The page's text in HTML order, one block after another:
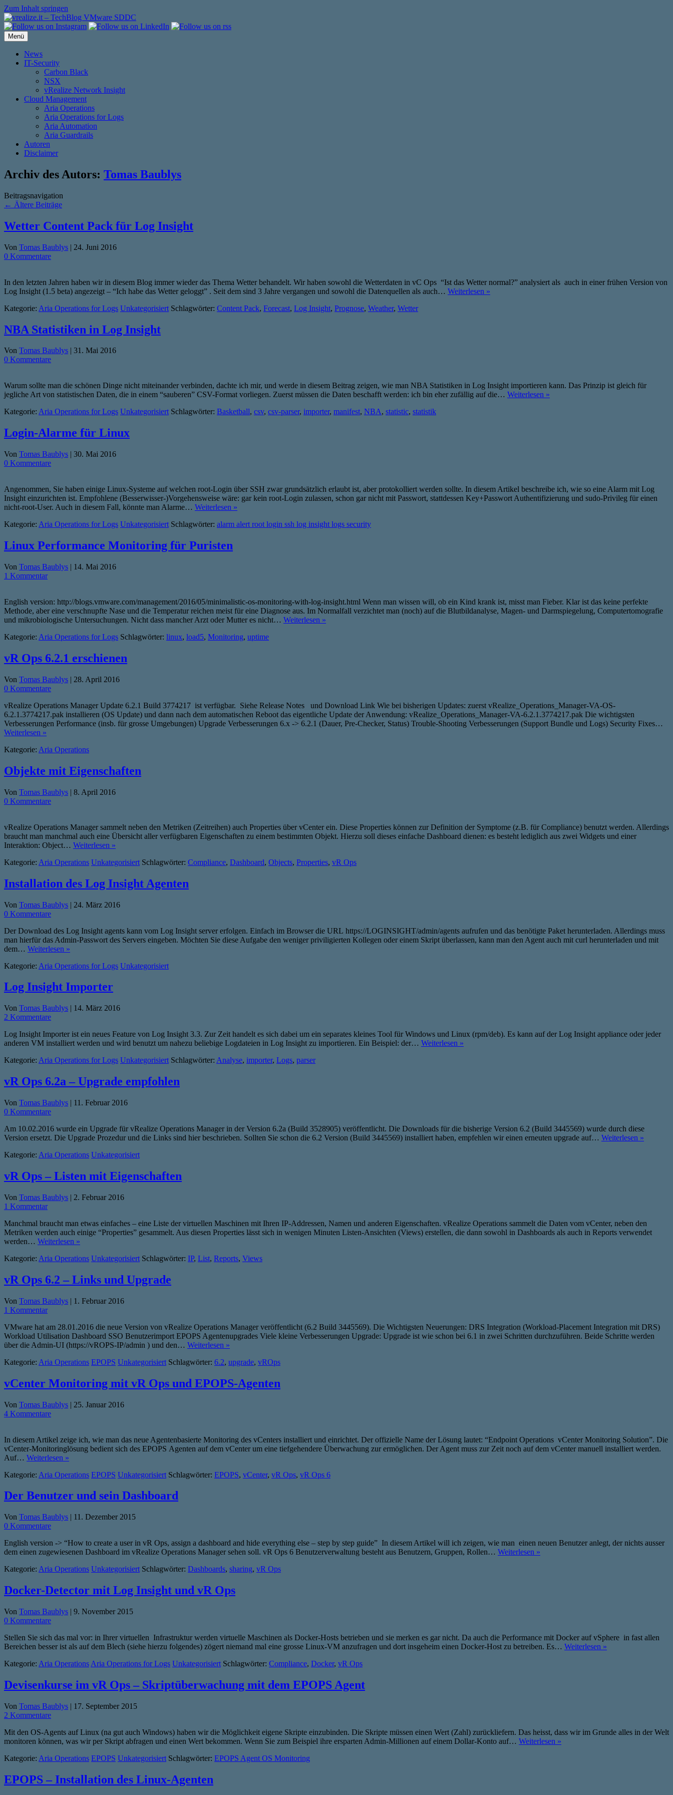
Zum Inhalt springen
Menü
News
IT-Security
Carbon Black
NSX
vRealize Network Insight
Cloud Management
Aria Operations
Aria Operations for Logs
Aria Automation
Aria Guardrails
Autoren
Disclaimer
Archiv des Autors: Tomas Baublys
Beitragsnavigation
← Ältere Beiträge
Wetter Content Pack für Log Insight
Von Tomas Baublys | 24. Juni 2016
0 Kommentare
In den letzten Jahren haben wir in diesem Blog immer wieder das Thema Wetter behandelt. Wir haben sowohl die Wetterdaten in vC Ops “Ist das Wetter normal?” analysiert als auch in einer frühen Version von
Log Insight (1.5 beta) angezeigt – “Ich habe das Wetter geloggt” . Seit dem sind 3 Jahre vergangen und sowohl die Datenquellen als auch… Weiterlesen »
Kategorie: Aria Operations for Logs Unkategorisiert Schlagwörter: Content Pack, Forecast, Log Insight, Prognose, Weather, Wetter
NBA Statistiken in Log Insight
Von Tomas Baublys | 31. Mai 2016
0 Kommentare
Warum sollte man die schönen Dinge nicht miteinander verbinden, dachte ich mir, und werde in diesem Beitrag zeigen, wie man NBA Statistiken in Log Insight importieren kann. Das Prinzip ist gleich für
jegliche Art von statistischen Daten, die in einem “sauberen” CSV-Format vorliegen. Zuerst müssen die Daten beschafft werden: ich bin eher zufällig auf die… Weiterlesen »
Kategorie: Aria Operations for Logs Unkategorisiert Schlagwörter: Basketball, csv, csv-parser, importer, manifest, NBA, statistic, statistik
Login-Alarme für Linux
Von Tomas Baublys | 30. Mai 2016
0 Kommentare
Angenommen, Sie haben einige Linux-Systeme auf welchen root-Login über SSH zwar grundsätzlich erlaubt ist, aber protokolliert werden sollte. In diesem Artikel beschreibe ich, wie so eine Alarm mit Log
Insight einzurichten ist. Empfohlene (Besserwisser-)Vorgehensweise wäre: gar kein root-Login zulassen, schon gar nicht mit Passwort, stattdessen Key+Passwort Authentifizierung und sudo-Privileg für einen
nicht-root-User. Auch in diesem Fall, könnte man Alarme… Weiterlesen »
Kategorie: Aria Operations for Logs Unkategorisiert Schlagwörter: alarm alert root login ssh log insight logs security
Linux Performance Monitoring für Puristen
Von Tomas Baublys | 14. Mai 2016
1 Kommentar
English version: http://blogs.vmware.com/management/2016/05/minimalistic-os-monitoring-with-log-insight.html Wenn man wissen will, ob ein Kind krank ist, misst man Fieber. Klar ist das keine perfekte
Methode, aber eine verschnupfte Nase und die Temperatur reichen meist für eine Diagnose aus. Im Normalfall verzichtet man (noch) auf die Blutbildanalyse, Magen- und Darmspiegelung, Computertomografie
und mikrobiologische Untersuchungen. Nicht dass mancher Arzt oder Mutter es nicht… Weiterlesen »
Kategorie: Aria Operations for Logs Schlagwörter: linux, load5, Monitoring, uptime
vR Ops 6.2.1 erschienen
Von Tomas Baublys | 28. April 2016
0 Kommentare
vRealize Operations Manager Update 6.2.1 Build 3774217 ist verfügbar. Siehe Release Notes und Download Link Wie bei bisherigen Updates: zuerst vRealize_Operations_Manager-VA-OS-
6.2.1.3774217.pak installieren (OS Update) und dann nach dem automatischen Reboot das eigentliche Update der Anwendung: vRealize_Operations_Manager-VA-6.2.1.3774217.pak Die wichtigsten
Verbesserungen Performance (insb. für grosse Umgebungen) Upgrade Verbesserungen 6.x -> 6.2.1 (Dauer, Pre-Checker, Status) Trouble-Shooting Verbesserungen (Support Bundle und Logs) Security Fixes…
Weiterlesen »
Kategorie: Aria Operations
Objekte mit Eigenschaften
Von Tomas Baublys | 8. April 2016
0 Kommentare
vRealize Operations Manager sammelt neben den Metriken (Zeitreihen) auch Properties über vCenter ein. Diese Properties können zur Definition der Symptome (z.B. für Compliance) benutzt werden. Allerdings
braucht man manchmal auch eine Übersicht aller verfügbaren Eigenschaften zu einem bestimmten Objekt. Hierzu soll dieses einfache Dashboard dienen: es besteht lediglich aus zwei Widgets und einer
Interaktion: Object… Weiterlesen »
Kategorie: Aria Operations Unkategorisiert Schlagwörter: Compliance, Dashboard, Objects, Properties, vR Ops
Installation des Log Insight Agenten
Von Tomas Baublys | 24. März 2016
0 Kommentare
Der Download des Log Insight agents kann vom Log Insight server erfolgen. Einfach im Browser die URL https://LOGINSIGHT/admin/agents aufrufen und das benötigte Paket herunterladen. Allerdings muss
man hierfür das Admin-Passwort des Servers eingeben. Möchten Sie diese Aufgabe den weniger priviligierten Kollegen oder einem Skript überlassen, kann man den Agent auch mit curl herunterladen und mit
dem… Weiterlesen »
Kategorie: Aria Operations for Logs Unkategorisiert
Log Insight Importer
Von Tomas Baublys | 14. März 2016
2 Kommentare
Log Insight Importer ist ein neues Feature von Log Insight 3.3. Zur Zeit handelt es sich dabei um ein separates kleines Tool für Windows und Linux (rpm/deb). Es kann auf der Log Insight appliance oder jeder
anderen VM installiert werden und wird benutzt um nahezu beliebige Logdateien in Log Insight zu importieren. Ein Beispiel: der… Weiterlesen »
Kategorie: Aria Operations for Logs Unkategorisiert Schlagwörter: Analyse, importer, Logs, parser
vR Ops 6.2a – Upgrade empfohlen
Von Tomas Baublys | 11. Februar 2016
0 Kommentare
Am 10.02.2016 wurde ein Upgrade für vRealize Operations Manager in der Version 6.2a (Build 3528905) veröffentlicht. Die Downloads für die bisherige Version 6.2 (Build 3445569) wurde durch diese
Version ersetzt. Die Upgrade Prozedur und die Links sind hier beschrieben. Sollten Sie schon die 6.2 Version (Build 3445569) installiert haben, empfehlen wir einen erneuten upgrade auf… Weiterlesen »
Kategorie: Aria Operations Unkategorisiert
vR Ops – Listen mit Eigenschaften
Von Tomas Baublys | 2. Februar 2016
1 Kommentar
Manchmal braucht man etwas einfaches – eine Liste der virtuellen Maschinen mit Ihren IP-Addressen, Namen und anderen Eigenschaften. vRealize Operations sammelt die Daten vom vCenter, neben den
Metriken werden auch einige “Properties” gesammelt. Aus diesen Properties lässt sich in wenigen Minuten Listen-Ansichten (Views) erstellen, die dann sowohl in Dashboards als auch in Reports verwendet
werden… Weiterlesen »
Kategorie: Aria Operations Unkategorisiert Schlagwörter: IP, List, Reports, Views
vR Ops 6.2 – Links und Upgrade
Von Tomas Baublys | 1. Februar 2016
1 Kommentar
VMware hat am 28.01.2016 die neue Version von vRealize Operations Manager veröffentlicht (6.2 Build 3445569). Die Wichtigsten Neuerungen: DRS Integration (Workload-Placement Integration mit DRS)
Workload Utilisation Dashboard SSO Benutzerimport EPOPS Agentenupgrades Viele kleine Verbesserungen Upgrade: Upgrade ist wie schon bei 6.1 in zwei Schritten durchzuführen. Beide Schritte werden
über die Admin-UI (https://vROPS-IP/admin ) und den… Weiterlesen »
Kategorie: Aria Operations EPOPS Unkategorisiert Schlagwörter: 6.2, upgrade, vROps
vCenter Monitoring mit vR Ops und EPOPS-Agenten
Von Tomas Baublys | 25. Januar 2016
4 Kommentare
In diesem Artikel zeige ich, wie man das neue Agentenbasierte Monitoring des vCenters installiert und einrichtet. Der offizielle Name der Lösung lautet: “Endpoint Operations vCenter Monitoring Solution”. Die
vCenter-Monitoringlösung bedient sich des EPOPS Agenten auf dem vCenter um eine tiefgehendere Überwachung zur ermöglichen. Der Agent muss zur Zeit noch auf dem vCenter manuell installiert werden.
Auf… Weiterlesen »
Kategorie: Aria Operations EPOPS Unkategorisiert Schlagwörter: EPOPS, vCenter, vR Ops, vR Ops 6
Der Benutzer und sein Dashboard
Von Tomas Baublys | 11. Dezember 2015
0 Kommentare
English version -> “How to create a user in vR Ops, assign a dashboard and hide everything else – step by step guide” In diesem Artikel will ich zeigen, wie man einen neuen Benutzer anlegt, der nichts ausser
dem einen zugewiesenen Dashboard im vRealize Operations Manager sehen soll. vR Ops 6 Benutzerverwaltung besteht aus Benutzern, Gruppen, Rollen… Weiterlesen »
Kategorie: Aria Operations Unkategorisiert Schlagwörter: Dashboards, sharing, vR Ops
Docker-Detector mit Log Insight und vR Ops
Von Tomas Baublys | 9. November 2015
0 Kommentare
Stellen Sie sich das mal vor: in Ihrer virtuellen Infrastruktur werden virtuelle Maschinen als Docker-Hosts betrieben und sie merken es gar nicht. Da auch die Performance mit Docker auf vSphere in fast allen
Bereichen besser ist als auf dem Blech (siehe hierzu folgendes) zögert niemand mal eine grosse Linux-VM anzufragen und dort insgeheim einen Docker-Host zu betreiben. Es… Weiterlesen »
Kategorie: Aria Operations Aria Operations for Logs Unkategorisiert Schlagwörter: Compliance, Docker, vR Ops
Devisenkurse im vR Ops – Skriptüberwachung mit dem EPOPS Agent
Von Tomas Baublys | 17. September 2015
2 Kommentare
Mit den OS-Agents auf Linux (na gut auch Windows) haben wir die Möglichkeit eigene Skripte einzubinden. Die Skripte müssen einen Wert (Zahl) zurückliefern. Das heisst, dass wir im Grunde alles in der Welt
monitoren können, was wir per Skript abfragen und einen Wert bekommen. Wenn Sie zum Beispiel ihre ersparten Admin-Millionen auf einem Dollar-Konto auf… Weiterlesen »
Kategorie: Aria Operations EPOPS Unkategorisiert Schlagwörter: EPOPS Agent OS Monitoring
EPOPS – Installation des Linux-Agenten